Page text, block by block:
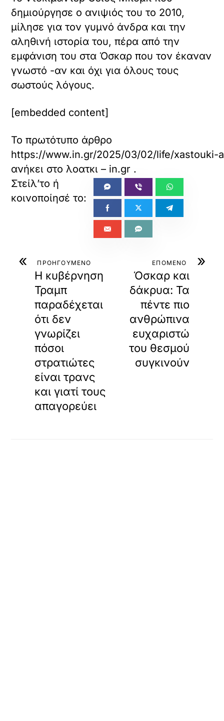
δημιούργησε ο ανιψιός του το 2010,
μίλησε για τον γυμνό άνδρα και την
αληθινή ιστορία του, πέρα από την
εμφάνιση του στα Όσκαρ που τον έκαναν
γνωστό -αν και όχι για όλους τους
σωστούς λόγους.
[embedded content]
Το πρωτότυπο άρθρο
https://www.in.gr/2025/03/02/life/
ανήκει στολοατκι – in.gr .
« ΠΡΟΗΓΟΥΜΕΝΟ
Η κυβέρνηση
Τραμπ
παραδέχεται
ότι δεν
γνωρίζει
πόσοι
στρατιώτες
είναι τρανς
και γιατί τους
απαγορεύει
»
ΕΠΟΜΕΝΟ
Όσκαρ και
δάκρυα: Τα
πέντε πιο
ανθρώπινα
ευχαριστώ
του θεσμού
συγκινούν